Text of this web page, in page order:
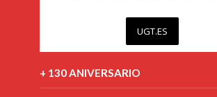
UGT.ES
+ 130 ANIVERSARIO